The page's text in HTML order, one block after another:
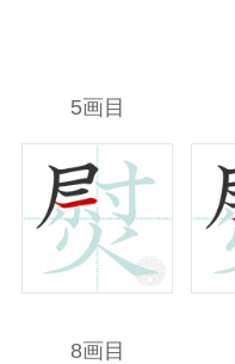
5画目
8画目